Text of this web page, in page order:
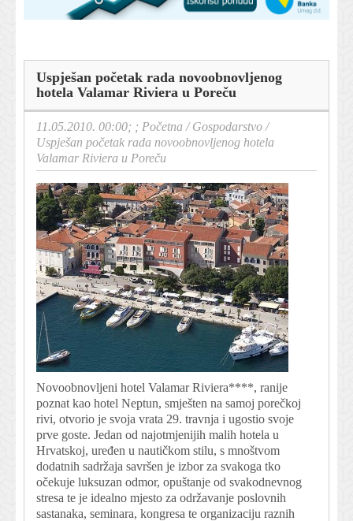
Uspješan početak rada novoobnovljenog
hotela Valamar Riviera u Poreču
11.05.2010. 00:00; ; Početna /Gospodarstvo /
Uspješan početak rada novoobnovljenog hotela
Valamar Riviera u Poreču
Novoobnovljeni hotel Valamar Riviera****, ranije
poznat kao hotel Neptun, smješten na samoj porečkoj
rivi, otvorio je svoja vrata 29. travnja i ugostio svoje
prve goste. Jedan od najotmjenijih malih hotela u
Hrvatskoj, uređen u nautičkom stilu, s mnoštvom
dodatnih sadržaja savršen je izbor za svakoga tko
očekuje luksuzan odmor, opuštanje od svakodnevnog
stresa te je idealno mjesto za održavanje poslovnih
sastanaka, seminara, kongresa te organizaciju raznih